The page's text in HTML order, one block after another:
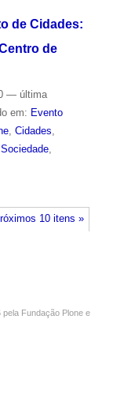
de Cidades:
de
— última
em: Evento
, Cidades,
Sociedade,
10 itens »
pela Fundação Plone e